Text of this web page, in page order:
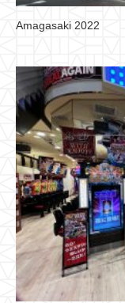
Amagasaki 2022